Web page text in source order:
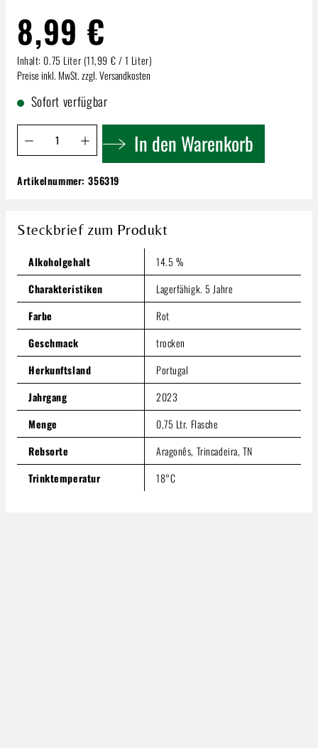
8,99 €
Inhalt: 0.75 Liter (11,99 € / 1 Liter)
Preise inkl. MwSt. zzgl. Versandkosten
Sofort verfügbar
Produkt Anzahl: Gib den gewünschten Wert ein oder
In den Warenkorb
Plansel Selecta Tinto
Inhalt:0.75 Liter(11,99 € / 1 Liter)
Preise inkl. MwSt. zzgl. Versandkosten
Produkt Anzahl: Gib den gewünschten Wert ein oder
In den Warenkorb
Artikelnummer:356319
Steckbrief zum Produkt
Alkoholgehalt
14.5 %
Charakteristiken
Lagerfähigk. 5 Jahre
Farbe
Rot
Geschmack
trocken
Herkunftsland
Portugal
Jahrgang
2023
Menge
0,75 Ltr. Flasche
Rebsorte
Aragonês, Trincadeira, TN
Trinktemperatur
18°C